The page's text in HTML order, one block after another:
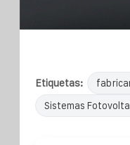
Etiquetas:
Sistemas